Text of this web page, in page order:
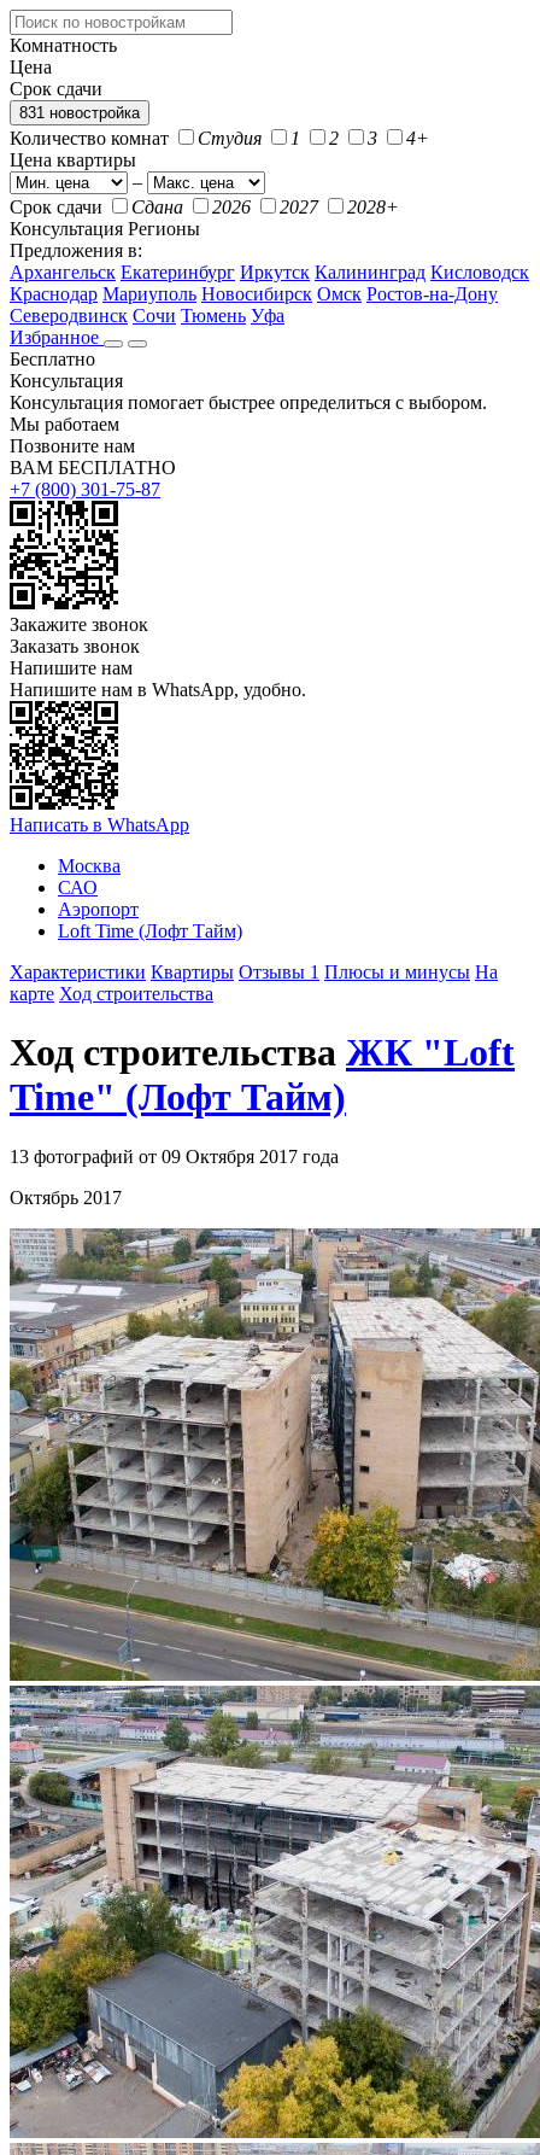
Комнатность
Цена
Срок сдачи
831 новостройка
Количество комнат Студия 1 2 3
4+
Цена квартиры
–
Срок сдачи
Сдана 2026 2027
2028+
Консультация Регионы
Предложения в:
Архангельск Екатеринбург Иркутск Калининград Кисловодск
Краснодар Мариуполь Новосибирск Омск Ростов-на-Дону
Северодвинск Сочи Тюмень Уфа
Избранное
Бесплатно
Консультация
Консультация помогает быстрее определиться с выбором.
Мы работаем
Позвоните нам
ВАМ БЕСПЛАТНО
+7 (800) 301-75-87
Закажите звонок
Заказать звонок
Напишите нам
Напишите нам в WhatsApp, удобно.
Написать в WhatsApp
Москва
САО
Аэропорт
Loft Time (Лофт Тайм)
Характеристики Квартиры Отзывы 1 Плюсы и минусы На
карте Ход строительства
Ход строительства ЖК "Loft
Time" (Лофт Тайм)
13 фотографий от 09 Октября 2017 года
Октябрь 2017